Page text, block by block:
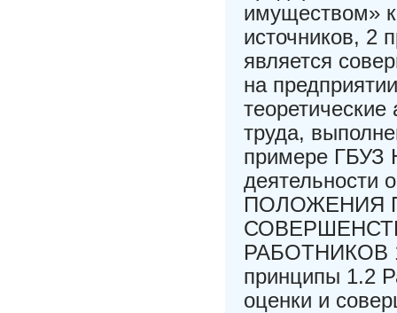
имуществом»
источников, 2
является
на
труда,
примере ГБУЗ
ПОЛОЖЕНИЯ
РАБОТНИКОВ
принципы 1.2
оценки и